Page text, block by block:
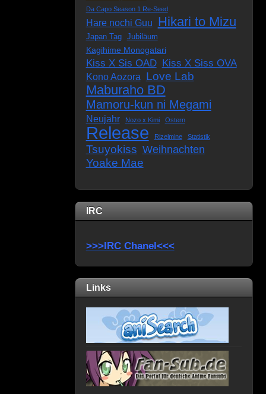
Da Capo Season 1 Re-Seed
Hare nochi Guu Hikari to Mizu
Japan Tag Jubiläum
Kagihime Monogatari
Kiss X Sis OAD Kiss X Siss OVA
Kono Aozora Love Lab
Maburaho BD
Mamoru-kun ni Megami
Neujahr Nozo x Kimi Ostern
Release Rizelmine Statistik
Tsuyokiss Weihnachten
Yoake Mae
IRC
>>>IRC Chanel<<<
Links